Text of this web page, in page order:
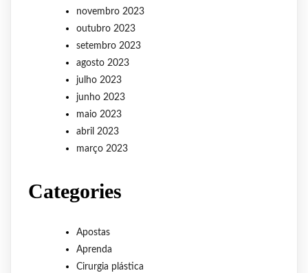
novembro 2023
outubro 2023
setembro 2023
agosto 2023
julho 2023
junho 2023
maio 2023
abril 2023
março 2023
Categories
Apostas
Aprenda
Cirurgia plástica